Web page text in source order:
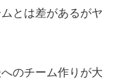
とは差があるがヤ
のチーム作りが大